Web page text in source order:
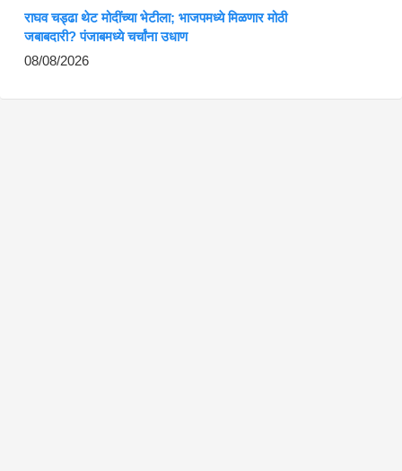
राघव चड्ढा थेट मोदींच्या भेटीला; भाजपमध्ये मिळणार मोठी
जबाबदारी? पंजाबमध्ये चर्चांना उधाण
08/08/2026